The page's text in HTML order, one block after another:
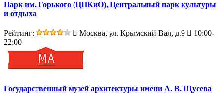
Парк им. Горького (ЦПКиО), Центральный парк культуры
и отдыха
Рейтинг: Москва, ул. Крымский Вал, д.9
10:00-
22:00
Государственный музей архитектуры имени А. В. Щусева